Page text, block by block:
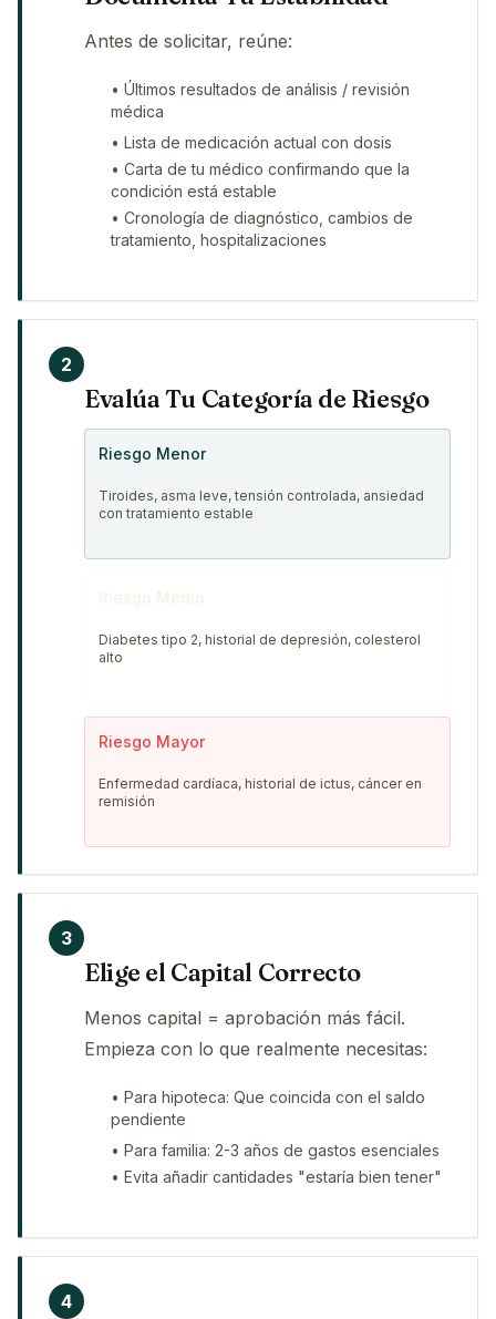
Antes de solicitar, reúne:
• Últimos resultados de análisis / revisión
médica
• Lista de medicación actual con dosis
• Carta de tu médico confirmando que la
condición está estable
• Cronología de diagnóstico, cambios de
tratamiento, hospitalizaciones
2
Evalúa Tu Categoría de Riesgo
Riesgo Menor
Tiroides, asma leve, tensión controlada, ansiedad
con tratamiento estable
Diabetes tipo 2, historial de depresión, colesterol
alto
Riesgo Mayor
Enfermedad cardíaca, historial de ictus, cáncer en
remisión
3
Elige el Capital Correcto
Menos capital = aprobación más fácil.
Empieza con lo que realmente necesitas:
• Para hipoteca: Que coincida con el saldo
pendiente
• Para familia: 2-3 años de gastos esenciales
• Evita añadir cantidades "estaría bien tener"
4